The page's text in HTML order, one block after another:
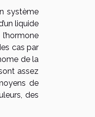
système
liquide
cas par
de la
assez
de
des